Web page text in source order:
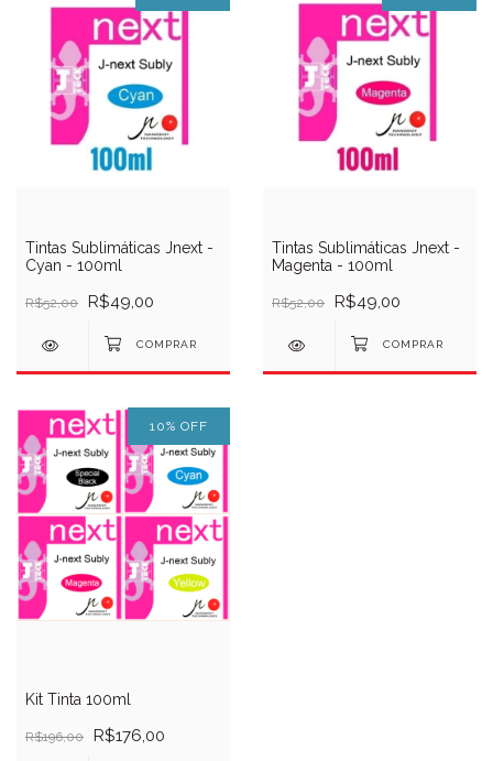
Tintas Sublimáticas Jnext -
Cyan - 100ml
R$52,00 R$49,00
Tintas Sublimáticas Jnext -
Magenta - 100ml
R$52,00 R$49,00
10% OFF
Kit Tinta 100ml
R$196,00 R$176,00